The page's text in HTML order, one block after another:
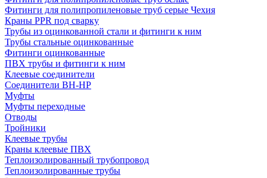
Фитинги для полипропиленовые труб серые Чехия
Краны PPR под сварку
Трубы из оцинкованной стали и фитинги к ним
Трубы стальные оцинкованные
Фитинги оцинкованные
ПВХ трубы и фитинги к ним
Клеевые соединители
Соединители ВН-НР
Муфты
Муфты переходные
Отводы
Тройники
Клеевые трубы
Краны клеевые ПВХ
Теплоизолированный трубопровод
Теплоизолированные трубы